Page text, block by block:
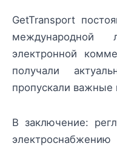
GetTransport
международной
электронной
получали
пропускали важные
В заключение: